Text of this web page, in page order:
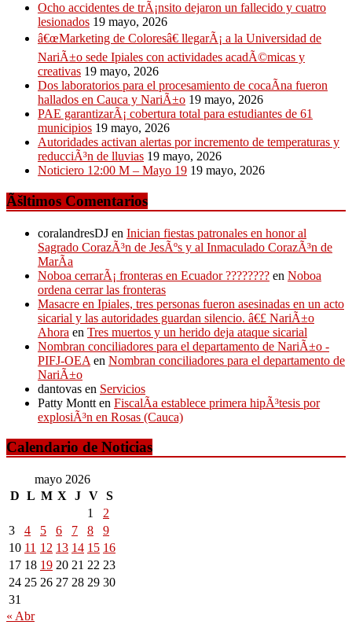
Ocho accidentes de trÃ¡nsito dejaron un fallecido y cuatro
lesionados 19 mayo, 2026
â€œMarketing de Coloresâ€ llegarÃ¡ a la Universidad de
NariÃ±o sede Ipiales con actividades acadÃ©micas y
creativas 19 mayo, 2026
Dos laboratorios para el procesamiento de cocaÃ­na fueron
hallados en Cauca y NariÃ±o 19 mayo, 2026
PAE garantizarÃ¡ cobertura total para estudiantes de 61
municipios 19 mayo, 2026
Autoridades activan alertas por incremento de temperaturas y
reducciÃ³n de lluvias 19 mayo, 2026
Noticiero 12:00 M – Mayo 19 19 mayo, 2026
Ãšltimos Comentarios
coralandresDJ en Inician fiestas patronales en honor al
Sagrado CorazÃ³n de JesÃºs y al Inmaculado CorazÃ³n de
MarÃ­a
Noboa cerrarÃ¡ fronteras en Ecuador ???????? en Noboa
ordena cerrar las fronteras
Masacre en Ipiales, tres personas fueron asesinadas en un acto
sicarial y las autoridades guardan silencio. â€£ NariÃ±o
Ahora en Tres muertos y un herido deja ataque sicarial
Nombran conciliadores para el departamento de NariÃ±o -
PIFJ-OEA en Nombran conciliadores para el departamento de
NariÃ±o
dantovas en Servicios
Patty Montt en FiscalÃ­a establece primera hipÃ³tesis por
explosiÃ³n en Rosas (Cauca)
Calendario de Noticias
mayo 2026
D L M X J V S
1
2
3
4 5 6 7 8
9
10 11 12 13 14 15 16
17 18 19 20 21 22 23
24 25 26 27 28 29 30
31
« Abr